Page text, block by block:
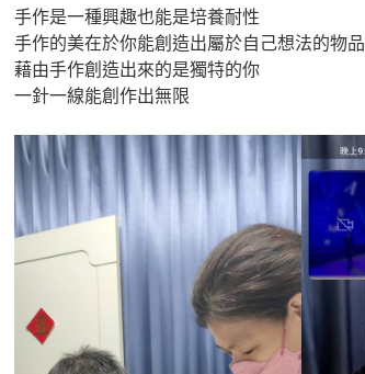
手作是一種興趣也能是培養耐性
手作的美在於你能創造出屬於自己想法的物品
藉由手作創造出來的是獨特的你
一針一線能創作出無限